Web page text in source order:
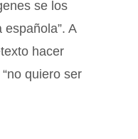
se los
A
hacer
quiero ser